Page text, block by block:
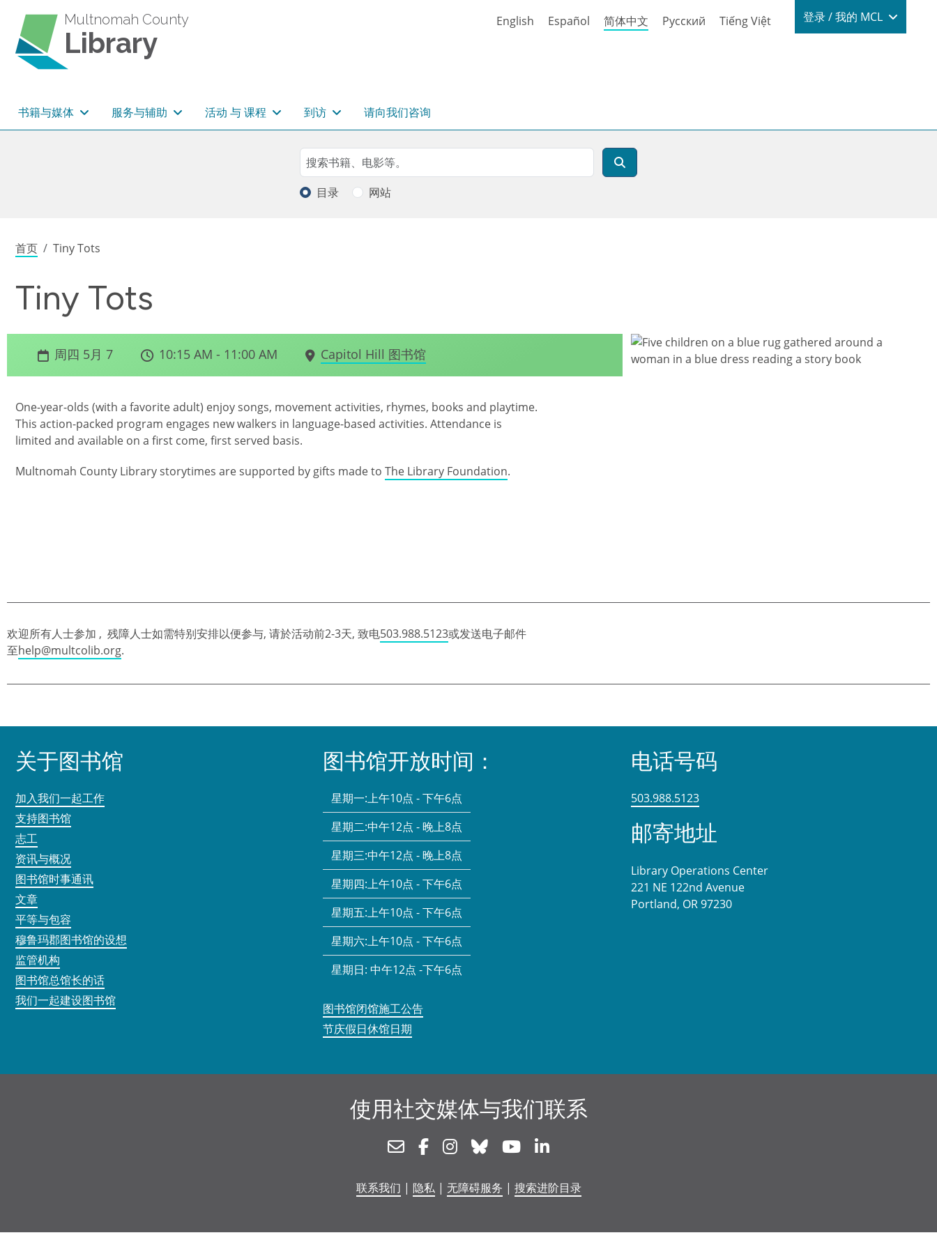
Multnomah County
Library
English Español 简体中文 Русский Tiếng Việt Login / My
登录 / 我的 MCL
主导航
书籍与媒体 服务与辅助 活动 与 课程 到访 请向我们咨询
Search
搜索
目录 网站
面包屑
首页 Tiny Tots
Tiny Tots
周四 5月 7 10:15 AM - 11:00 AM Capitol Hill 图书馆
One-year-olds (with a favorite adult) enjoy songs, movement activities, rhymes, books and playtime.
This action-packed program engages new walkers in language-based activities. Attendance is
limited and available on a first come, first served basis.
Multnomah County Library storytimes are supported by gifts made to The Library Foundation.
欢迎所有人士参加 , 残障人士如需特别安排以便参与, 请於活动前2-3天, 致电503.988.5123或发送电子邮件
至help@multcolib.org.
关于图书馆
加入我们一起工作
支持图书馆
志工
资讯与概况
图书馆时事通讯
文章
平等与包容
穆鲁玛郡图书馆的设想
监管机构
图书馆总馆长的话
我们一起建设图书馆
图书馆开放时间：
星期一:上午10点 - 下午6点
星期二:中午12点 - 晚上8点
星期三:中午12点 - 晚上8点
星期四:上午10点 - 下午6点
星期五:上午10点 - 下午6点
星期六:上午10点 - 下午6点
星期日: 中午12点 -下午6点
图书馆闭馆施工公告
节庆假日休馆日期
电话号码
503.988.5123
邮寄地址
Library Operations Center
221 NE 122nd Avenue
Portland, OR 97230
使用社交媒体与我们联系
NewsletterFacebookInstagram
Bluesky Youtube
联系我们 | 隐私| 无障碍服务 | 搜索进阶目录